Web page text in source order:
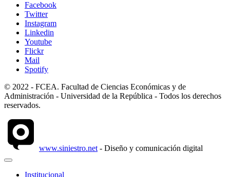
Facebook
Twitter
Instagram
Linkedin
Youtube
Flickr
Mail
Spotify
© 2022 - FCEA. Facultad de Ciencias Económicas y de
Administración - Universidad de la República - Todos los derechos
reservados.
www.siniestro.net - Diseño y comunicación digital
Institucional